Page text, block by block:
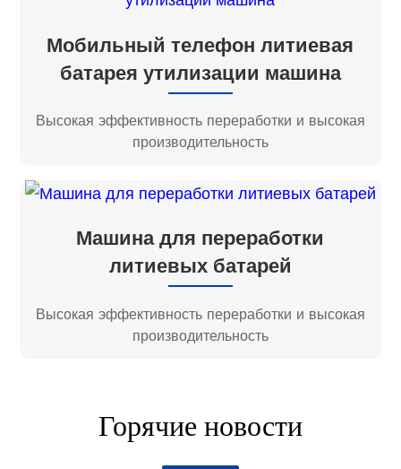
Мобильный телефон литиевая
батарея утилизации машина
Высокая эффективность переработки и высокая
производительность
Машина для переработки
литиевых батарей
Высокая эффективность переработки и высокая
производительность
Горячие новости